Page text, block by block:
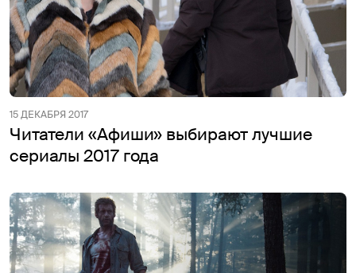
15 ДЕКАБРЯ 2017
Читатели «Афиши» выбирают лучшие
сериалы 2017 года